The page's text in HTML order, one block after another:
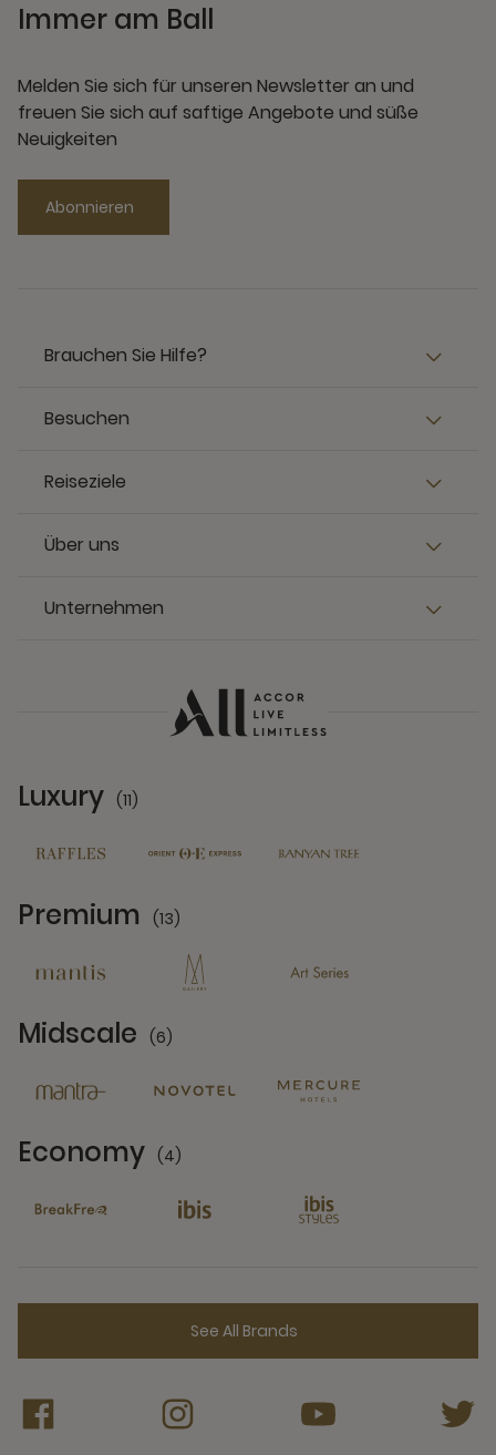
Immer am Ball
Melden Sie sich für unseren Newsletter an und
freuen Sie sich auf saftige Angebote und süße
Neuigkeiten
Abonnieren
Brauchen Sie Hilfe?
Besuchen
Reiseziele
Über uns
Unternehmen
Luxury (11)
Premium (13)
Midscale (6)
Economy (4)
See All Brands